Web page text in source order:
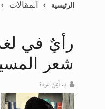
عرض
اقرأ
الحجّ..
الرئيسية المقالات
شعر
د. أيمن عودة